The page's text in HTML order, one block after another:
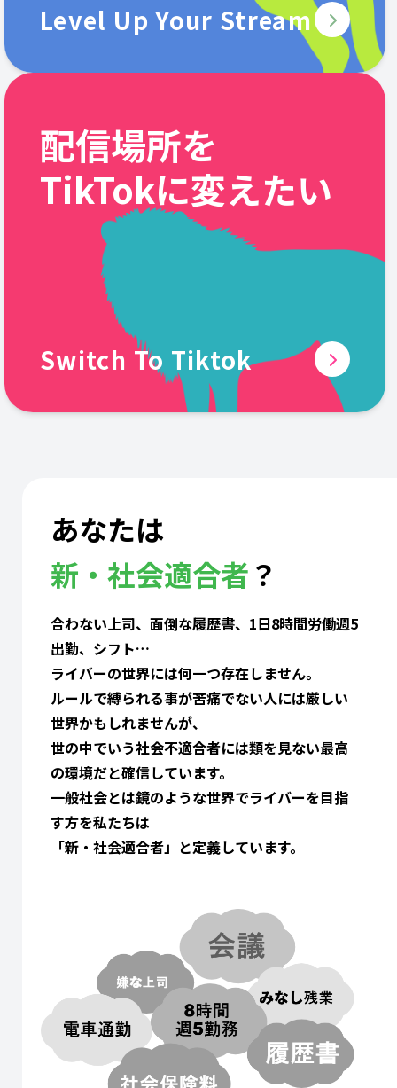
Level Up Your Stream
配信場所を
TikTokに変えたい
Switch To Tiktok
あなたは
新・社会適合者？
合わない上司、面倒な履歴書、1日8時間労働週5
出勤、シフト…
ライバーの世界には何一つ存在しません。
ルールで縛られる事が苦痛でない人には厳しい
世界かもしれませんが、
世の中でいう社会不適合者には類を見ない最高
の環境だと確信しています。
一般社会とは鏡のような世界でライバーを目指
す方を私たちは
「新・社会適合者」と定義しています。